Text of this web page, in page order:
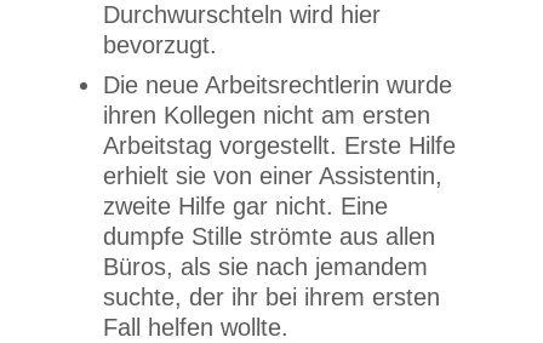
Durchwurschteln wird hier
bevorzugt.
Die neue Arbeitsrechtlerin wurde
ihren Kollegen nicht am ersten
Arbeitstag vorgestellt. Erste Hilfe
erhielt sie von einer Assistentin,
zweite Hilfe gar nicht. Eine
dumpfe Stille strömte aus allen
Büros, als sie nach jemandem
suchte, der ihr bei ihrem ersten
Fall helfen wollte.